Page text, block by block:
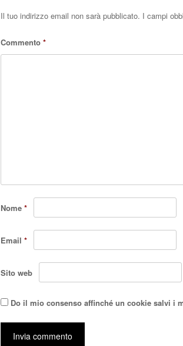
Il tuo indirizzo email non sarà pubblicato. I campi
Commento *
Nome *
Email *
Sito web
Do il mio consenso affinché un cookie salvi i